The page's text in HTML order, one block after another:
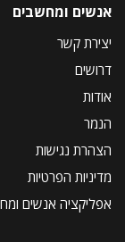
אנשים ומחשבים
יצירת קשר
דרושים
אודות
הנמר
הצהרת נגישות
מדיניות הפרטיות
אפליקציה אנשים